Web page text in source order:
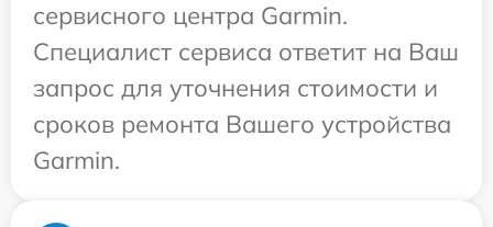
сервисного центра Garmin.
Специалист сервиса ответит на Ваш
запрос для уточнения стоимости и
сроков ремонта Вашего устройства
Garmin.